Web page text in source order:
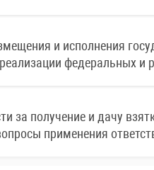
и исполнения
федеральных и
за получение и дачу
применения